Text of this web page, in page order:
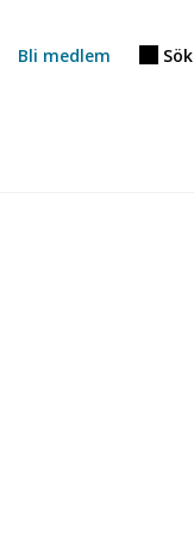
Bli medlem Sök